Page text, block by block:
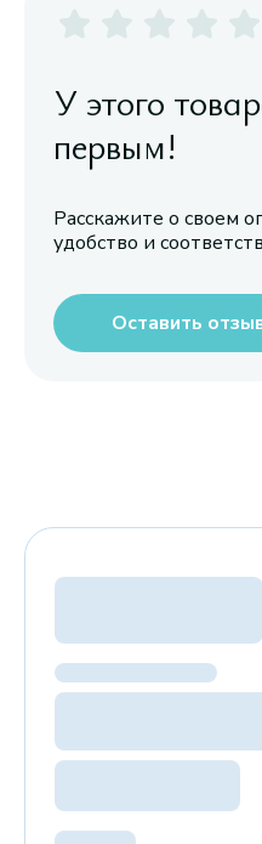
У этого
первым!
Расскажите о своем
удобство и
Оставить